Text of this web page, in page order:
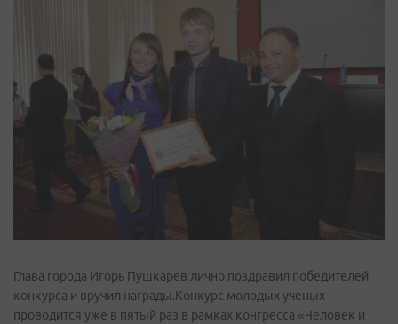
Глава города Игорь Пушкарев лично поздравил победителей
конкурса и вручил награды.Конкурс молодых ученых
проводится уже в пятый раз в рамках конгресса «Человек и